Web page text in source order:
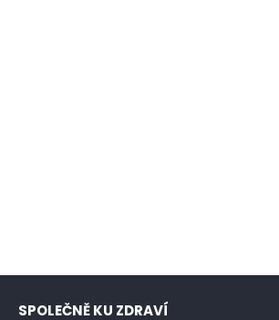
SPOLEČNĚ KU ZDRAVÍ